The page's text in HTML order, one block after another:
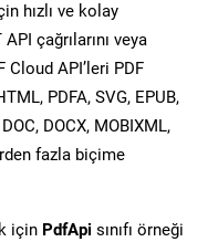
hızlı ve kolay
çağrılarını veya
Cloud API’leri PDF
PDFA, SVG, EPUB,
DOCX, MOBIXML,
fazla biçime
için PdfApi sınıfı örneği